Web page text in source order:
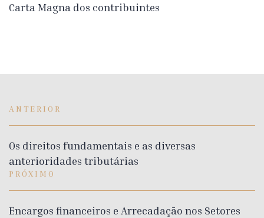
Carta Magna dos contribuintes
ANTERIOR
Os direitos fundamentais e as diversas
anterioridades tributárias
PRÓXIMO
Encargos financeiros e Arrecadação nos Setores